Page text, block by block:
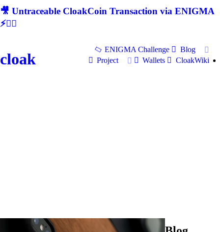
🎥 Untraceable CloakCoin Transaction via ENIGMA
⚡🕵‍♂
cloak
ENIGMA Challenge
Blog
Project
Wallets CloakWiki